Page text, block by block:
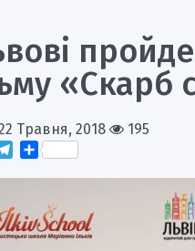
«Скарб
Травня, 2018
195
Telegram
Поділитися